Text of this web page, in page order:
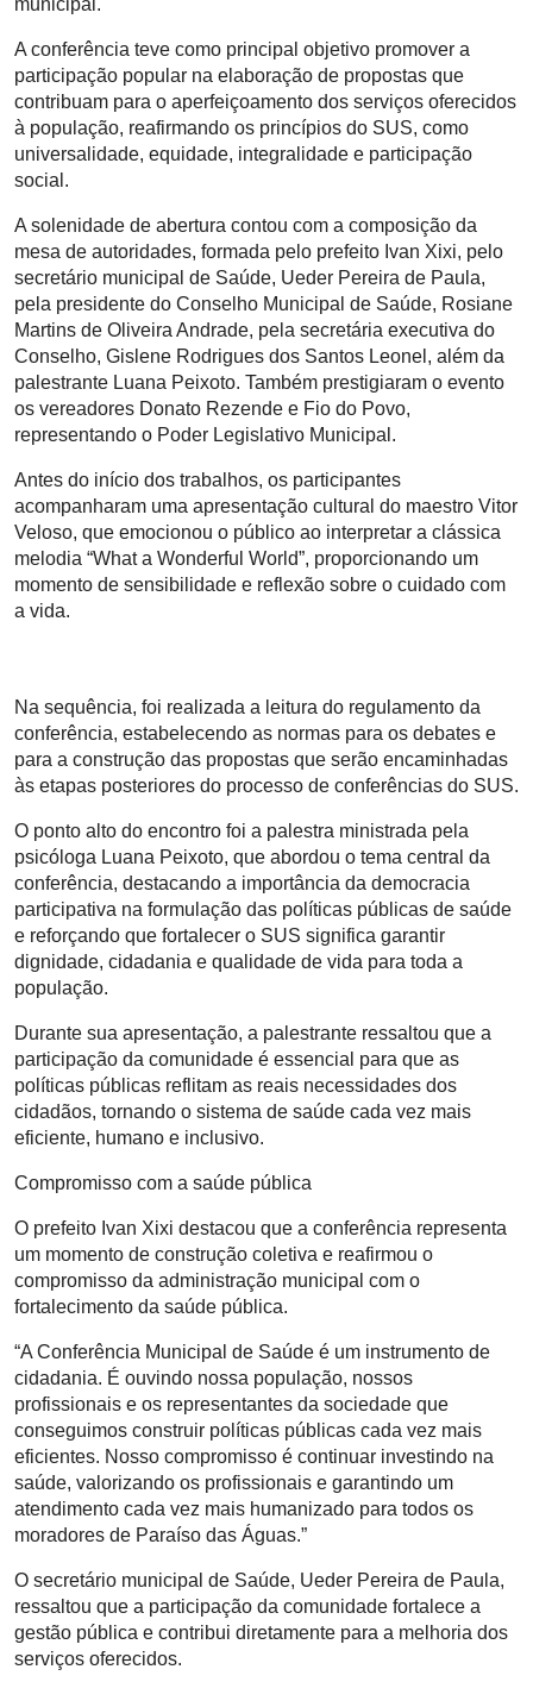
A conferência teve como principal objetivo promover a
participação popular na elaboração de propostas que
contribuam para o aperfeiçoamento dos serviços oferecidos
à população, reafirmando os princípios do SUS, como
universalidade, equidade, integralidade e participação
social.
A solenidade de abertura contou com a composição da
mesa de autoridades, formada pelo prefeito Ivan Xixi, pelo
secretário municipal de Saúde, Ueder Pereira de Paula,
pela presidente do Conselho Municipal de Saúde, Rosiane
Martins de Oliveira Andrade, pela secretária executiva do
Conselho, Gislene Rodrigues dos Santos Leonel, além da
palestrante Luana Peixoto. Também prestigiaram o evento
os vereadores Donato Rezende e Fio do Povo,
representando o Poder Legislativo Municipal.
Antes do início dos trabalhos, os participantes
acompanharam uma apresentação cultural do maestro Vitor
Veloso, que emocionou o público ao interpretar a clássica
melodia “What a Wonderful World”, proporcionando um
momento de sensibilidade e reflexão sobre o cuidado com
a vida.
Na sequência, foi realizada a leitura do regulamento da
conferência, estabelecendo as normas para os debates e
para a construção das propostas que serão encaminhadas
às etapas posteriores do processo de conferências do SUS.
O ponto alto do encontro foi a palestra ministrada pela
psicóloga Luana Peixoto, que abordou o tema central da
conferência, destacando a importância da democracia
participativa na formulação das políticas públicas de saúde
e reforçando que fortalecer o SUS significa garantir
dignidade, cidadania e qualidade de vida para toda a
população.
Durante sua apresentação, a palestrante ressaltou que a
participação da comunidade é essencial para que as
políticas públicas reflitam as reais necessidades dos
cidadãos, tornando o sistema de saúde cada vez mais
eficiente, humano e inclusivo.
Compromisso com a saúde pública
O prefeito Ivan Xixi destacou que a conferência representa
um momento de construção coletiva e reafirmou o
compromisso da administração municipal com o
fortalecimento da saúde pública.
“A Conferência Municipal de Saúde é um instrumento de
cidadania. É ouvindo nossa população, nossos
profissionais e os representantes da sociedade que
conseguimos construir políticas públicas cada vez mais
eficientes. Nosso compromisso é continuar investindo na
saúde, valorizando os profissionais e garantindo um
atendimento cada vez mais humanizado para todos os
moradores de Paraíso das Águas.”
O secretário municipal de Saúde, Ueder Pereira de Paula,
ressaltou que a participação da comunidade fortalece a
gestão pública e contribui diretamente para a melhoria dos
serviços oferecidos.